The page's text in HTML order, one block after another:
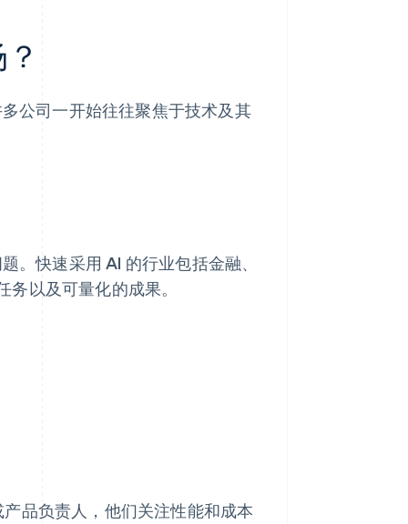
公司一开始往往聚焦于技术及其
。快速采用 AI 的行业包括金融、
以及可量化的成果。
品负责人，他们关注性能和成本